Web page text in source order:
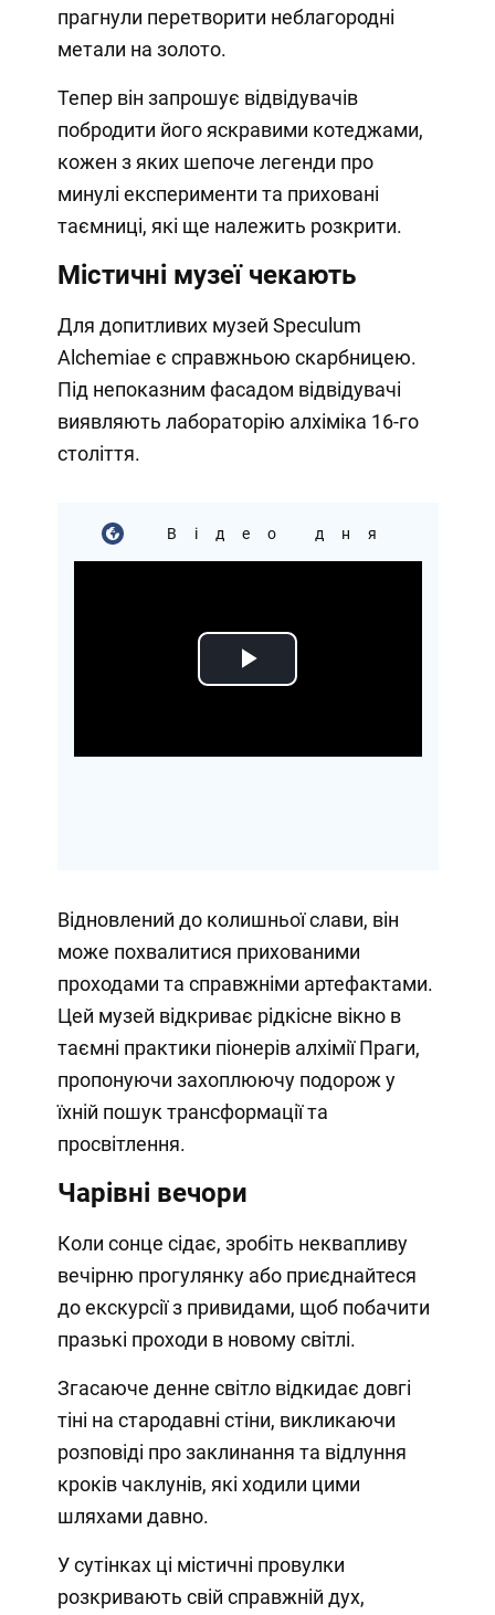
прагнули перетворити неблагородні
метали на золото.
Тепер він запрошує відвідувачів
побродити його яскравими котеджами,
кожен з яких шепоче легенди про
минулі експерименти та приховані
таємниці, які ще належить розкрити.
Містичні музеї чекають
Для допитливих музей Speculum
Alchemiae є справжньою скарбницею.
Під непоказним фасадом відвідувачі
виявляють лабораторію алхіміка 16-го
століття.
Відео дня
Play
Відновлений до колишньої слави, він
може похвалитися прихованими
проходами та справжніми артефактами.
Цей музей відкриває рідкісне вікно в
таємні практики піонерів алхімії Праги,
пропонуючи захоплюючу подорож у
їхній пошук трансформації та
просвітлення.
Чарівні вечори
Коли сонце сідає, зробіть неквапливу
вечірню прогулянку або приєднайтеся
до екскурсії з привидами, щоб побачити
празькі проходи в новому світлі.
Згасаюче денне світло відкидає довгі
тіні на стародавні стіни, викликаючи
розповіді про заклинання та відлуння
кроків чаклунів, які ходили цими
шляхами давно.
У сутінках ці містичні провулки
розкривають свій справжній дух,